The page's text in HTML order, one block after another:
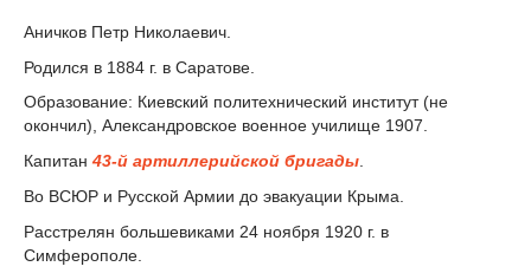
Аничков Петр Николаевич.
Родился в 1884 г. в Саратове.
Образование: Киевский политехнический институт (не
окончил), Александровское военное училище 1907.
Капитан 43-й артиллерийской бригады
Во ВСЮР и Русской Армии до эвакуации Крыма.
Расстрелян большевиками 24 ноября 1920 г. в
Симферополе.